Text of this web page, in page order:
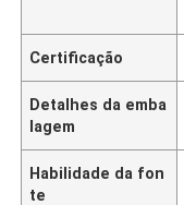
Certificação
Detalhes da emba
lagem
Habilidade da fon
te